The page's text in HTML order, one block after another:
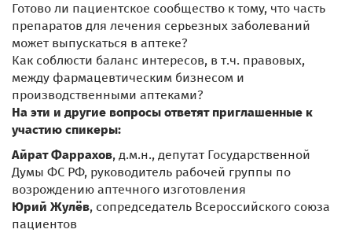
Готово ли пациентское сообщество к тому, что часть
препаратов для лечения серьезных заболеваний
может выпускаться в аптеке?
Как соблюсти баланс интересов, в т.ч. правовых,
между фармацевтическим бизнесом и
производственными аптеками?
На эти и другие вопросы ответят приглашенные к
участию спикеры:
Айрат Фаррахов, д.м.н., депутат Государственной
Думы ФС РФ, руководитель рабочей группы по
возрождению аптечного изготовления
Юрий Жулёв, сопредседатель Всероссийского союза
пациентов